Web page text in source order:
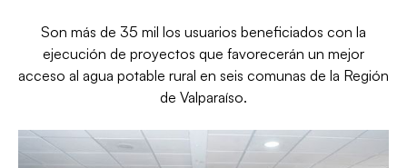
Son más de 35 mil los usuarios beneficiados con la
ejecución de proyectos que favorecerán un mejor
acceso al agua potable rural en seis comunas de la Región
de Valparaíso.